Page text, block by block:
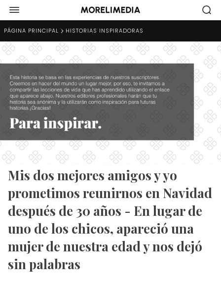
PÁGINA PRINCIPAL HISTORIAS INSPIRADORAS
Mis dos mejores amigos y yo
prometimos reunirnos en Navidad
después de 30 años - En lugar de
uno de los chicos, apareció una
mujer de nuestra edad y nos dejó
sin palabras